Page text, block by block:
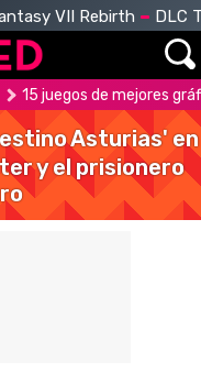
VII Rebirth DLC
15 juegos de mejores
Asturias' en
y el prisionero